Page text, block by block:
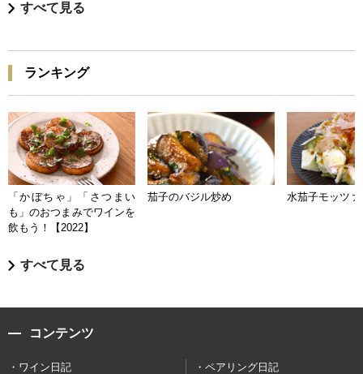
すべて見る
ランキング
「かぼちゃ」「さつまい
も」のおつまみでワインを
飲もう！【2022】
茄子のバジル炒め 水茄子モッツァ
すべて見る
コンテンツ
ワイン日記
ペアリング日記